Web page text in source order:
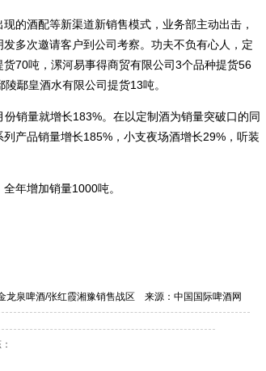
的酒配等新渠道新销售模式，业务部主动出击，
多次邀请客户到公司考察。功夫不负有心人，定
70吨，漯河易事得商贸有限公司3个品种提货56
鄢皇酒水有限公司提货13吨。
销量就增长183%。在以定制酒为销量突破口的同
产品销量增长185%，小支夜场酒增长29%，听装
年增加销量1000吨。
龙泉啤酒/张红霞湘豫销售战区 来源：中国国际啤酒网